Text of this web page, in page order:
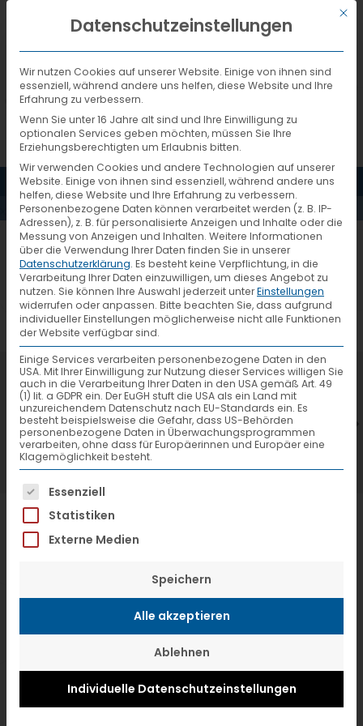
DEUTSCH
MENÜ
VTL.
KOMPAKT.
FÜR SIE.
VTL. Kompakt. Für Sie.
7. Juli 2026
VTL hat neuen Aufsichtsrat gewählt
Mit
Datenschutzeinstellungen
Wir nutzen Cookies auf unserer Website. Einige von ihnen sind
essenziell, während andere uns helfen, diese Website und Ihre
Erfahrung zu verbessern.
Wenn Sie unter 16 Jahre alt sind und Ihre Einwilligung zu
optionalen Services geben möchten, müssen Sie Ihre
Erziehungsberechtigten um Erlaubnis bitten.
Wir verwenden Cookies und andere Technologien auf unserer
Website. Einige von ihnen sind essenziell, während andere uns
helfen, diese Website und Ihre Erfahrung zu verbessern.
Personenbezogene Daten können verarbeitet werden (z. B. IP-
Adressen), z. B. für personalisierte Anzeigen und Inhalte oder die
Messung von Anzeigen und Inhalten. Weitere Informationen
über die Verwendung Ihrer Daten finden Sie in unserer
Datenschutzerklärung. Es besteht keine Verpflichtung, in die
Verarbeitung Ihrer Daten einzuwilligen, um dieses Angebot zu
nutzen. Sie können Ihre Auswahl jederzeit unterEinstellungen
widerrufen oder anpassen. Bitte beachten Sie, dass aufgrund
individueller Einstellungen möglicherweise nicht alle Funktionen
der Website verfügbar sind.
Einige Services verarbeiten personenbezogene Daten in den
USA. Mit Ihrer Einwilligung zur Nutzung dieser Services willigen Sie
auch in die Verarbeitung Ihrer Daten in den USA gemäß Art. 49
(1) lit. a GDPR ein. Der EuGH stuft die USA als ein Land mit
unzureichendem Datenschutz nach EU-Standards ein. Es
besteht beispielsweise die Gefahr, dass US-Behörden
personenbezogene Daten in Überwachungsprogrammen
verarbeiten, ohne dass für Europäerinnen und Europäer eine
Klagemöglichkeit besteht.
Es folgt eine Liste der Service-Gruppen,
Essenziell
Statistiken
Externe Medien
Speichern
Alle akzeptieren
Ablehnen
Individuelle Datenschutzeinstellungen